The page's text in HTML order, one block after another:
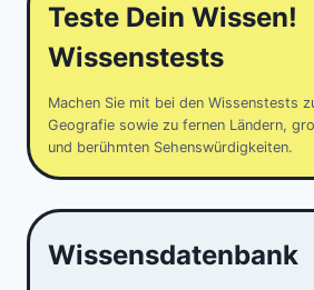
Teste Dein Wissen!
Wissenstests
Machen Sie mit bei den Wissenstests
Geografie sowie zu fernen Ländern,
und berühmten Sehenswürdigkeiten.
Wissensdatenbank